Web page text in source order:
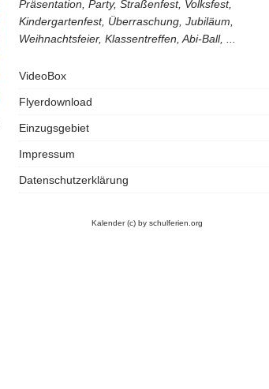
Präsentation, Party, Straßenfest, Volksfest,
Kindergartenfest, Überraschung, Jubiläum,
Weihnachtsfeier, Klassentreffen, Abi-Ball, ...
VideoBox
Flyerdownload
Einzugsgebiet
Impressum
Datenschutzerklärung
Kalender(c) by schulferien.org